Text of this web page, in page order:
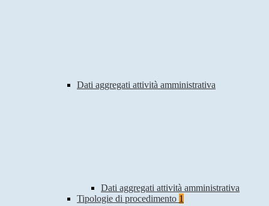
Dati aggregati attività amministrativa
Dati aggregati attività amministrativa
Tipologie di procedimento 1